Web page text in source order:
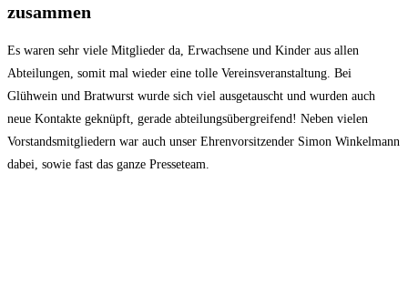
zusammen
Es waren sehr viele Mitglieder da, Erwachsene und Kinder aus allen
Abteilungen, somit mal wieder eine tolle Vereinsveranstaltung. Bei
Glühwein und Bratwurst wurde sich viel ausgetauscht und wurden auch
neue Kontakte geknüpft, gerade abteilungsübergreifend! Neben vielen
Vorstandsmitgliedern war auch unser Ehrenvorsitzender Simon Winkelmann
dabei, sowie fast das ganze Presseteam.